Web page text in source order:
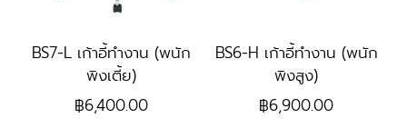
BS7-L เก้าอี้ทำงาน (พนัก
พิงเตี้ย)
฿6,400.00
BS6-H เก้าอี้ทำงาน (พนัก
พิงสูง)
฿6,900.00